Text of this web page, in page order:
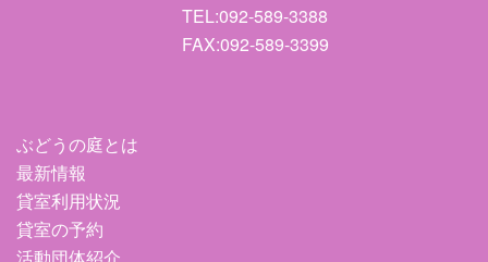
TEL:092-589-3388
FAX:092-589-3399
ぶどうの庭とは
最新情報
貸室利用状況
貸室の予約